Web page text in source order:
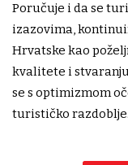
Poručuje i da se
izazovima,
Hrvatske kao
kvalitete i
se s optimizmom
turističko razdoblje.